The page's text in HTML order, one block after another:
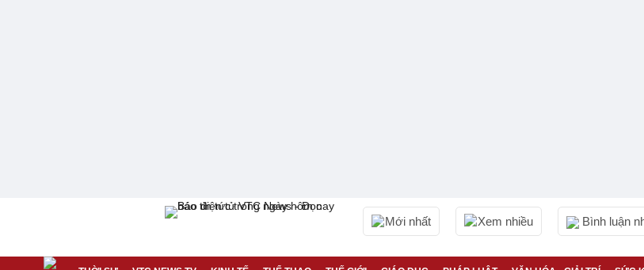
Mới nhất Xem nhiều Bình luận